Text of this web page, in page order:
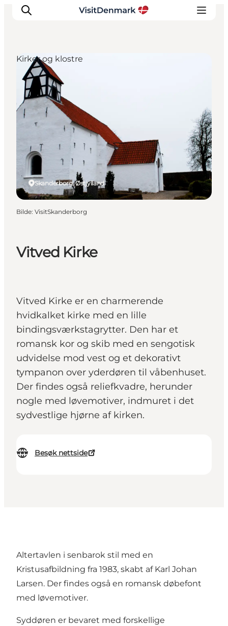
Inspirasjon
Reisemål
Aktiviteter
Overnatting
Planlegg reisen
Vitved Kirke
Vitved Kirke er en charmerende
hvidkalket kirke med en lille
bindingsværkstagrytter. Den har et
romansk kor og skib med en sengotisk
udvidelse mod vest og et dekorativt
tympanon over yderdøren til våbenhuset.
Der findes også reliefkvadre, herunder
nogle med løvemotiver, indmuret i det
sydvestlige hjørne af kirken.
Besøk nettside
Skanderborg, Østjylland
Kirker og klostre
Bilde: VisitSkanderborg
Altertavlen i senbarok stil med en
Kristusafbildning fra 1983, skabt af Karl Johan
Larsen. Der findes også en romansk døbefont
med løvemotiver.
Syddøren er bevaret med forskellige